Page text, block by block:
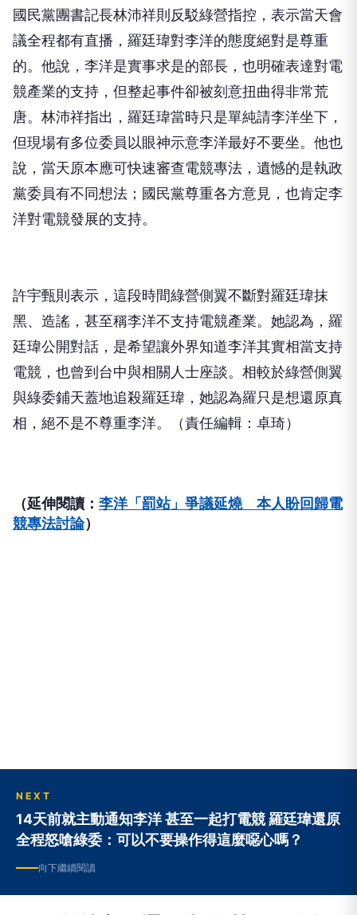
國民黨團書記長林沛祥則反駁綠營指控，表示當天會
議全程都有直播，羅廷瑋對李洋的態度絕對是尊重
的。他說，李洋是實事求是的部長，也明確表達對電
競產業的支持，但整起事件卻被刻意扭曲得非常荒
唐。林沛祥指出，羅廷瑋當時只是單純請李洋坐下，
但現場有多位委員以眼神示意李洋最好不要坐。他也
說，當天原本應可快速審查電競專法，遺憾的是執政
黨委員有不同想法；國民黨尊重各方意見，也肯定李
洋對電競發展的支持。
許宇甄則表示，這段時間綠營側翼不斷對羅廷瑋抹
黑、造謠，甚至稱李洋不支持電競產業。她認為，羅
廷瑋公開對話，是希望讓外界知道李洋其實相當支持
電競，也曾到台中與相關人士座談。相較於綠營側翼
與綠委鋪天蓋地追殺羅廷瑋，她認為羅只是想還原真
相，絕不是不尊重李洋。（責任編輯：卓琦）
（延伸閱讀： 李洋「罰站」爭議延燒 本人盼回歸電
競專法討論）
NEXT
14天前就主動通知李洋 甚至一起打電競 羅廷瑋還原
全程怒嗆綠委：可以不要操作得這麼噁心嗎？
向下繼續閱讀